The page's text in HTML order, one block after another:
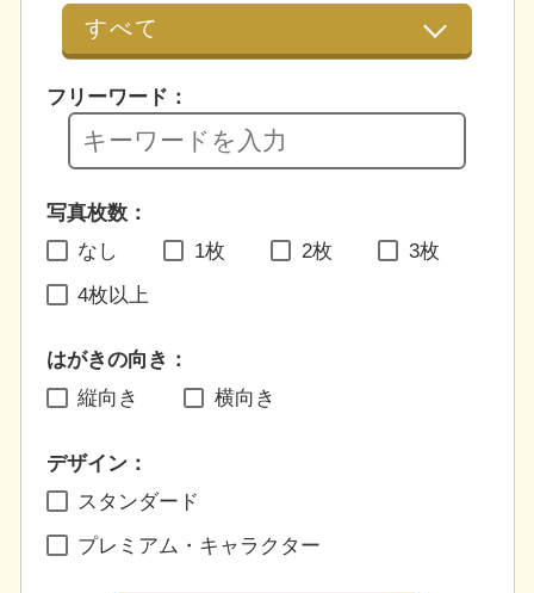
フリーワード：
写真枚数：
なし
1枚 2枚 3枚
4枚以上
はがきの向き：
縦向き
横向き
デザイン：
スタンダード
プレミアム・キャラクター